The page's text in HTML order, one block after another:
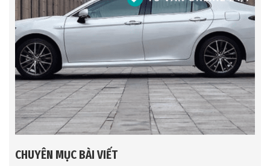
CHUYÊN MỤC BÀI VIẾT